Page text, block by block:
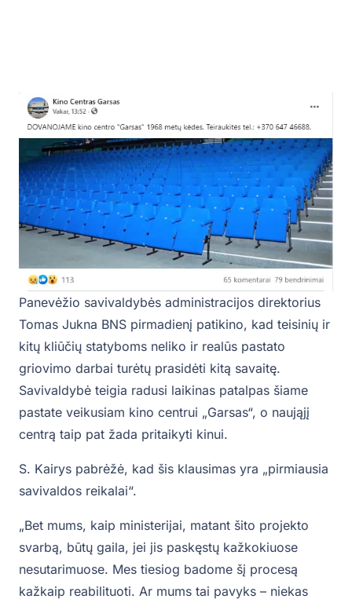
Panevėžio savivaldybės administracijos direktorius
Tomas Jukna BNS pirmadienį patikino, kad teisinių ir
kitų kliūčių statyboms neliko ir realūs pastato
griovimo darbai turėtų prasidėti kitą savaitę.
Savivaldybė teigia radusi laikinas patalpas šiame
pastate veikusiam kino centrui „Garsas“, o naująjį
centrą taip pat žada pritaikyti kinui.
S. Kairys pabrėžė, kad šis klausimas yra „pirmiausia
savivaldos reikalai“.
„Bet mums, kaip ministerijai, matant šito projekto
svarbą, būtų gaila, jei jis paskęstų kažkokiuose
nesutarimuose. Mes tiesiog badome šį procesą
kažkaip reabilituoti. Ar mums tai pavyks – niekas